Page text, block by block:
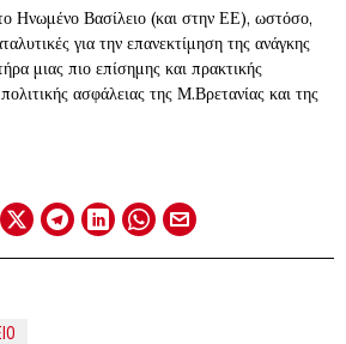
Ηνωμένο Βασίλειο (και στην ΕΕ), ωστόσο,
για την επανεκτίμηση της ανάγκης
μιας πιο επίσημης και πρακτικής
ασφάλειας της Μ.Βρετανίας και της